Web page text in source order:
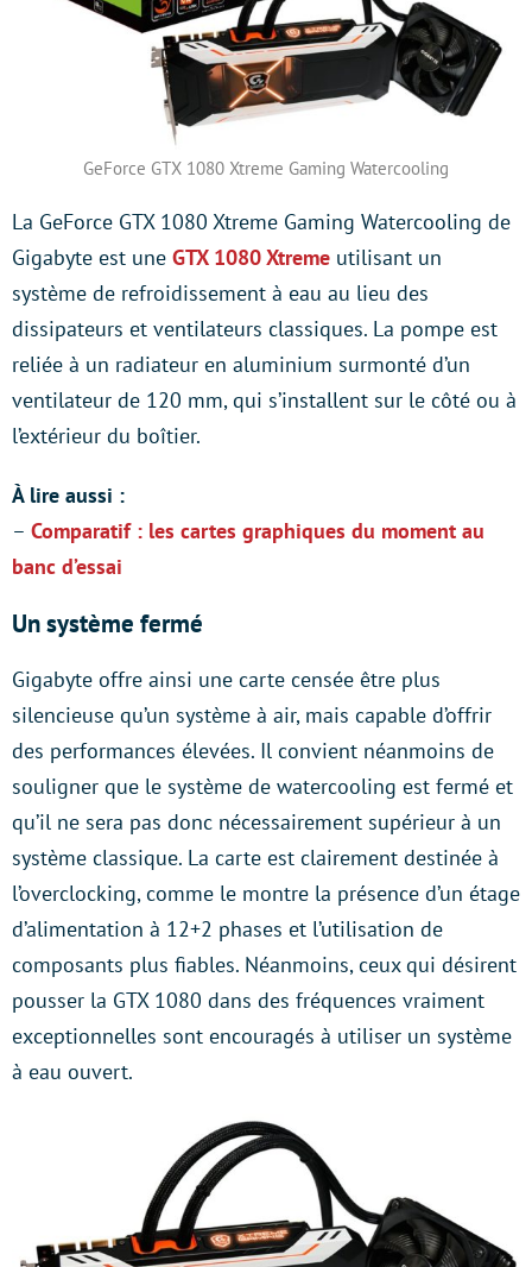
GeForce GTX 1080 Xtreme Gaming Watercooling
La GeForce GTX 1080 Xtreme Gaming Watercooling de
Gigabyte est une GTX 1080 Xtreme utilisant un
système de refroidissement à eau au lieu des
dissipateurs et ventilateurs classiques. La pompe est
reliée à un radiateur en aluminium surmonté d’un
ventilateur de 120 mm, qui s’installent sur le côté ou à
l’extérieur du boîtier.
À lire aussi :
– Comparatif : les cartes graphiques du moment au
banc d’essai
Un système fermé
Gigabyte offre ainsi une carte censée être plus
silencieuse qu’un système à air, mais capable d’offrir
des performances élevées. Il convient néanmoins de
souligner que le système de watercooling est fermé et
qu’il ne sera pas donc nécessairement supérieur à un
système classique. La carte est clairement destinée à
l’overclocking, comme le montre la présence d’un étage
d’alimentation à 12+2 phases et l’utilisation de
composants plus fiables. Néanmoins, ceux qui désirent
pousser la GTX 1080 dans des fréquences vraiment
exceptionnelles sont encouragés à utiliser un système
à eau ouvert.